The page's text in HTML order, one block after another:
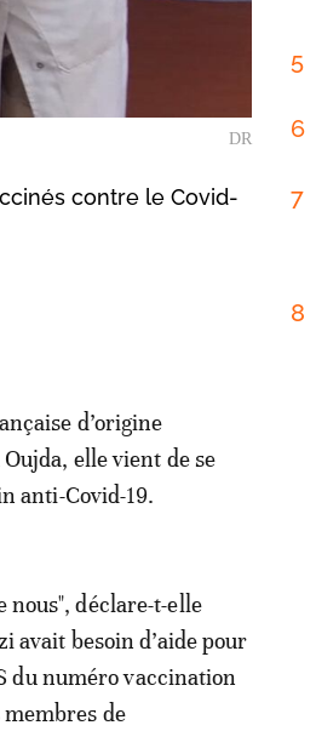
DR
contre le Covid-
d’origine
elle vient de se
anti-Covid-19.
nous", déclare-t-elle
avait besoin d’aide pour
du numéro vaccination
membres de
5
6
7
8